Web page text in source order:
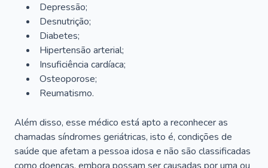
Depressão;
Desnutrição;
Diabetes;
Hipertensão arterial;
Insuficiência cardíaca;
Osteoporose;
Reumatismo.
Além disso, esse médico está apto a reconhecer as
chamadas síndromes geriátricas, isto é, condições de
saúde que afetam a pessoa idosa e não são classificadas